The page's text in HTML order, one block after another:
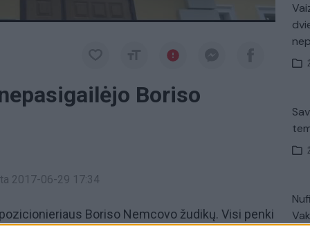
Boriso
2017-06-29 17:34
Boriso Nemcovo žudikų. Visi penki